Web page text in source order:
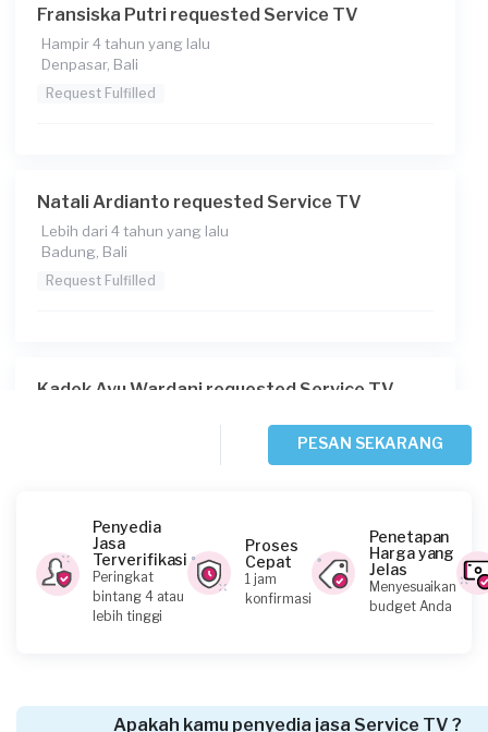
Fransiska Putri requested Service TV
Hampir 4 tahun yang lalu
Denpasar, Bali
Request Fulfilled
Natali Ardianto requested Service TV
Lebih dari 4 tahun yang lalu
Badung, Bali
Request Fulfilled
Kadek Ayu Wardani requested Service TV
Mega requested Service TV
Hampir 5 tahun yang lalu
Denpasar, Bali
PESAN SEKARANG
Penyedia
Jasa
Terverifikasi
Peringkat
bintang 4 atau
lebih tinggi
Proses
Cepat
1 jam
konfirmasi
Penetapan
Harga yang
Jelas
Menyesuaikan
budget Anda
Apakah kamu penyedia jasa Service TV ?